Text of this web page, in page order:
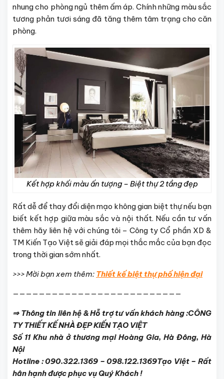
nhung cho phòng ngủ thêm ấm áp. Chính những màu sắc
tương phản tươi sáng đã tăng thêm tâm trạng cho căn
phòng.
Kết hợp khối màu ấn tượng – Biệt thự 2 tầng đẹp
Rất dễ để thay đổi diện mạo không gian biệt thự nếu bạn
biết kết hợp giữa màu sắc và nội thất. Nếu cần tư vấn
thêm hãy liên hệ với chúng tôi – Công ty Cổ phần XD &
TM Kiến Tạo Việt sẽ giải đáp mọi thắc mắc của bạn đọc
trong thời gian sớm nhất.
>>> Mời bạn xem thêm: Thiết kế biệt thự phố hiện đại
——————————————————————————
⇒ Thông tin liên hệ & Hỗ trợ tư vấn khách hàng :CÔNG
TY THIẾT KẾ NHÀ ĐẸP KIẾN TẠO VIỆT
Số 11 Khu nhà ở thương mại Hoàng Gia, Hà Đông, Hà
Nội
Hotline : 090.322.1369 – 098.122.1369Tạo Việt – Rất
hân hạnh được phục vụ Quý Khách !